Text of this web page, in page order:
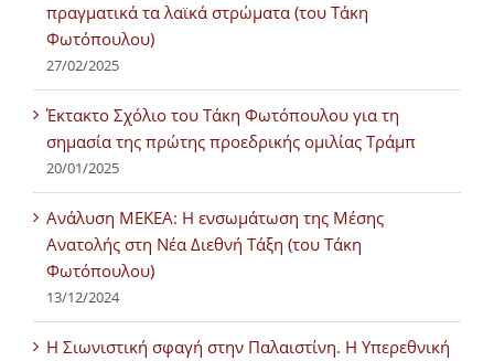
πραγματικά τα λαϊκά στρώματα (του Τάκη
Φωτόπουλου)
27/02/2025
Έκτακτο Σχόλιο του Τάκη Φωτόπουλου για τη
σημασία της πρώτης προεδρικής ομιλίας Τράμπ
20/01/2025
Ανάλυση ΜΕΚΕΑ: Η ενσωμάτωση της Μέσης
Ανατολής στη Νέα Διεθνή Τάξη (του Τάκη
Φωτόπουλου)
13/12/2024
Η Σιωνιστική σφαγή στην Παλαιστίνη. Η Υπερεθνική